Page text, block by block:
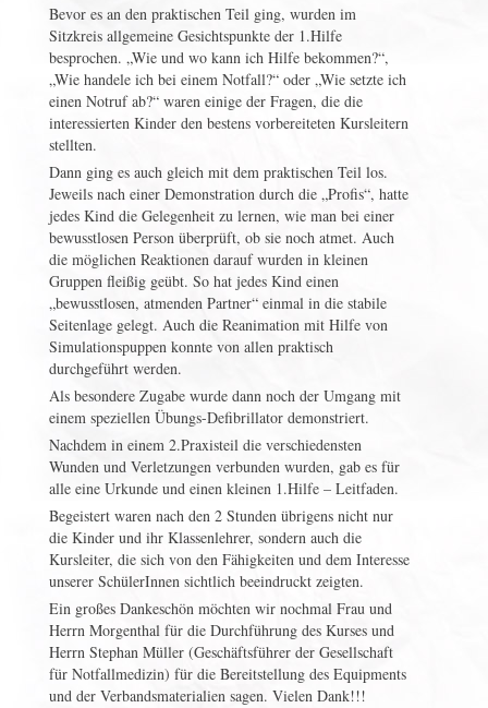
Bevor es an den praktischen Teil ging, wurden im
Sitzkreis allgemeine Gesichtspunkte der 1.Hilfe
besprochen. „Wie und wo kann ich Hilfe bekommen?“,
„Wie handele ich bei einem Notfall?“ oder „Wie setzte ich
einen Notruf ab?“ waren einige der Fragen, die die
interessierten Kinder den bestens vorbereiteten Kursleitern
stellten.
Dann ging es auch gleich mit dem praktischen Teil los.
Jeweils nach einer Demonstration durch die „Profis“, hatte
jedes Kind die Gelegenheit zu lernen, wie man bei einer
bewusstlosen Person überprüft, ob sie noch atmet. Auch
die möglichen Reaktionen darauf wurden in kleinen
Gruppen fleißig geübt. So hat jedes Kind einen
„bewusstlosen, atmenden Partner“ einmal in die stabile
Seitenlage gelegt. Auch die Reanimation mit Hilfe von
Simulationspuppen konnte von allen praktisch
durchgeführt werden.
Als besondere Zugabe wurde dann noch der Umgang mit
einem speziellen Übungs-Defibrillator demonstriert.
Nachdem in einem 2.Praxisteil die verschiedensten
Wunden und Verletzungen verbunden wurden, gab es für
alle eine Urkunde und einen kleinen 1.Hilfe – Leitfaden.
Begeistert waren nach den 2 Stunden übrigens nicht nur
die Kinder und ihr Klassenlehrer, sondern auch die
Kursleiter, die sich von den Fähigkeiten und dem Interesse
unserer SchülerInnen sichtlich beeindruckt zeigten.
Ein großes Dankeschön möchten wir nochmal Frau und
Herrn Morgenthal für die Durchführung des Kurses und
Herrn Stephan Müller (Geschäftsführer der Gesellschaft
für Notfallmedizin) für die Bereitstellung des Equipments
und der Verbandsmaterialien sagen. Vielen Dank!!!